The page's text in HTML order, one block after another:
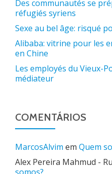
Des communautés se
réfugiés syriens
Sexe au bel âge: risqué
Alibaba: vitrine pour les
en Chine
Les employés du Vieux-
médiateur
COMENTÁRIOS
MarcosAlvim em Quem
Alex Pereira Mahmud -